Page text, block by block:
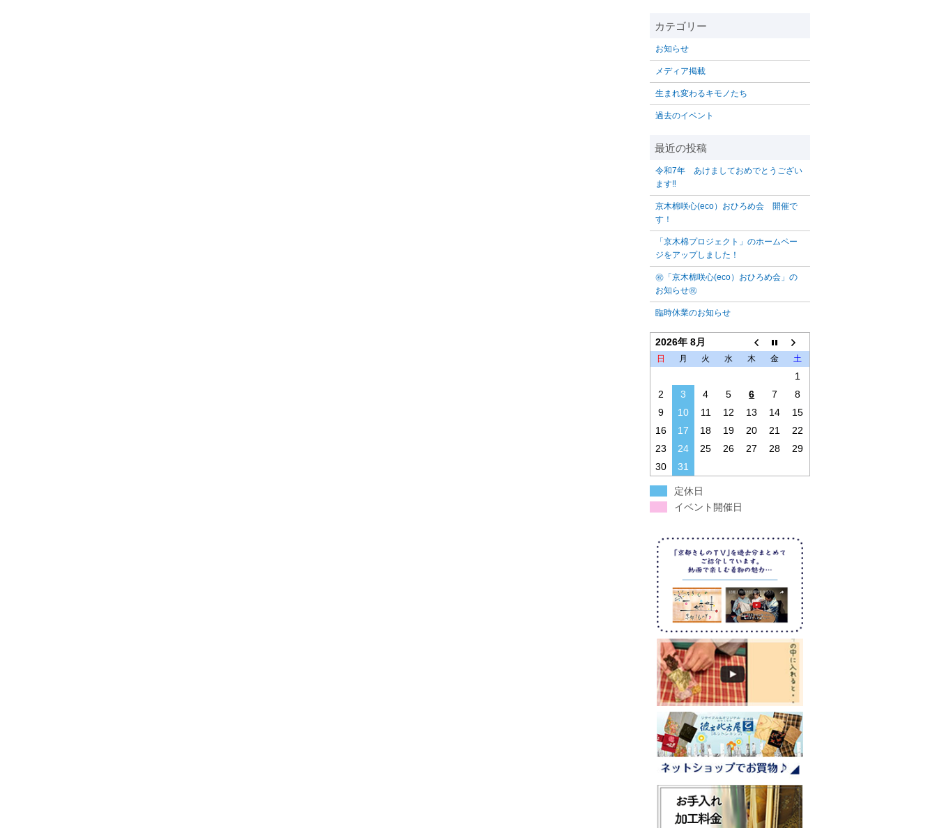
お知らせ
メディア掲載
生まれ変わるキモノたち
過去のイベント
令和7年 あけましておめでとうござい
ます‼️
京木棉咲心(eco）おひろめ会 開催で
す！
「京木棉プロジェクト」のホームペー
ジをアップしました！
㊗「京木棉咲心(eco）おひろめ会」の
お知らせ㊗
臨時休業のお知らせ
2026年 8月
日 月 火 水 木 金 土
1
2
3 4 5 6 7
8
9
10 11 12 13 14
15
16
17 18 19 20 21
22
23
24 25 26 27 28
29
30
31
定休日
イベント開催日